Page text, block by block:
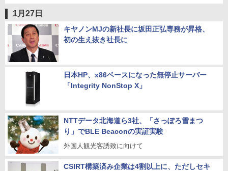
1月27日
キヤノンMJの新社長に坂田正弘専務が昇格、
初の生え抜き社長に
日本HP、x86ベースになった無停止サーバー
「Integrity NonStop X」
NTTデータ北海道ら3社、「さっぽろ雪まつ
り」でBLE Beaconの実証実験
外国人観光客誘致に向けて
CSIRT構築済み企業は4割以上に、ただしセキ